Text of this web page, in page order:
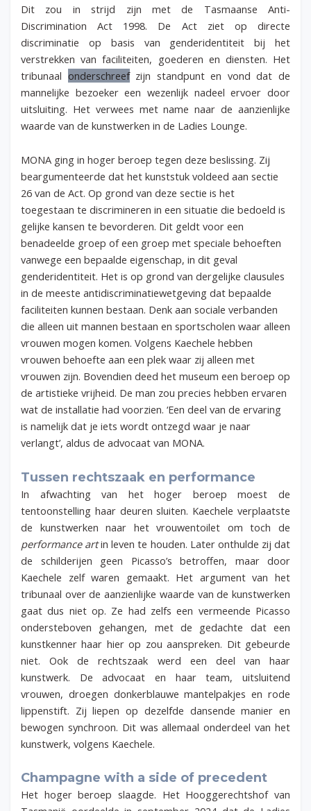
Dit zou in strijd zijn met de Tasmaanse Anti-
Discrimination Act 1998. De Act ziet op directe
discriminatie op basis van genderidentiteit bij het
verstrekken van faciliteiten, goederen en diensten. Het
tribunaal onderschreefzijn standpunt en vond dat de
mannelijke bezoeker een wezenlijk nadeel ervoer door
uitsluiting. Het verwees met name naar de aanzienlijke
waarde van de kunstwerken in de Ladies Lounge.
MONA ging in hoger beroep tegen deze beslissing. Zij
beargumenteerde dat het kunststuk voldeed aan sectie
26 van de Act. Op grond van deze sectie is het
toegestaan te discrimineren in een situatie die bedoeld is
gelijke kansen te bevorderen. Dit geldt voor een
benadeelde groep of een groep met speciale behoeften
vanwege een bepaalde eigenschap, in dit geval
genderidentiteit. Het is op grond van dergelijke clausules
in de meeste antidiscriminatiewetgeving dat bepaalde
faciliteiten kunnen bestaan. Denk aan sociale verbanden
die alleen uit mannen bestaan en sportscholen waar alleen
vrouwen mogen komen. Volgens Kaechele hebben
vrouwen behoefte aan een plek waar zij alleen met
vrouwen zijn. Bovendien deed het museum een beroep op
de artistieke vrijheid. De man zou precies hebben ervaren
wat de installatie had voorzien. ‘Een deel van de ervaring
is namelijk dat je iets wordt ontzegd waar je naar
verlangt’, aldus de advocaat van MONA.
Tussen rechtszaak en performance
In afwachting van het hoger beroep moest de
tentoonstelling haar deuren sluiten. Kaechele verplaatste
de kunstwerken naar het vrouwentoilet om toch de
performance artin leven te houden. Later onthulde zij dat
de schilderijen geen Picasso’s betroffen, maar door
Kaechele zelf waren gemaakt. Het argument van het
tribunaal over de aanzienlijke waarde van de kunstwerken
gaat dus niet op. Ze had zelfs een vermeende Picasso
ondersteboven gehangen, met de gedachte dat een
kunstkenner haar hier op zou aanspreken. Dit gebeurde
niet. Ook de rechtszaak werd een deel van haar
kunstwerk. De advocaat en haar team, uitsluitend
vrouwen, droegen donkerblauwe mantelpakjes en rode
lippenstift. Zij liepen op dezelfde dansende manier en
bewogen synchroon. Dit was allemaal onderdeel van het
kunstwerk, volgens Kaechele.
Champagne with a side of precedent
Het hoger beroep slaagde. Het Hooggerechtshof van